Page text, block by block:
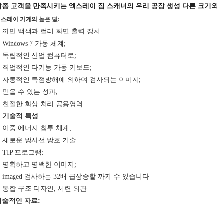
종 고객을 만족시키는 엑스레이 짐 스캐너의 우리 공장 생성 다른 크기
레이 기계의 높은 빛:
까만 백색과 컬러 화면 출력 장치
Windows 7 가동 체계;
독립적인 산업 컴퓨터로;
직업적인 다기능 가동 키보드;
자동적인 득점방해에 의하여 검사되는 이미지;
믿을 수 있는 성과;
친절한 화상 처리 공용영역
기술적 특성
이중 에너지 침투 체계;
새로운 방사선 방호 기술;
TIP 프로그램;
명확하고 명백한 이미지;
imaged 검사하는 32배 급상승할 까지 수 있습니다
통합 구조 디자인, 세련 외관
술적인 자료: